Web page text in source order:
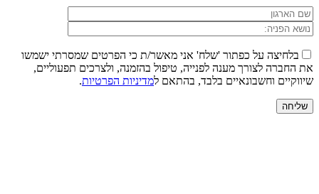
בלחיצה על כפתור 'שלח' אני מאשר/ת כי הפרטים שמסרתי ישמשו
את החברה לצורך מענה לפנייה, טיפול בהזמנה, ולצרכים תפעוליים,
שיווקיים וחשבונאיים בלבד, בהתאם למדיניות הפרטיות.
שליחה